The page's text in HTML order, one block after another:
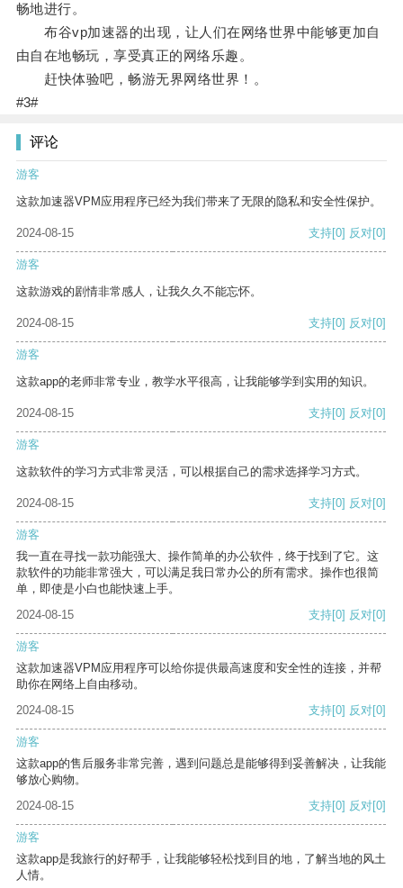
畅地进行。
布谷vp加速器的出现，让人们在网络世界中能够更加自
由自在地畅玩，享受真正的网络乐趣。
赶快体验吧，畅游无界网络世界！。
#3#
评论
游客
这款加速器VPM应用程序已经为我们带来了无限的隐私和安全性保护。
2024-08-15 支持[0] 反对[0]
游客
这款游戏的剧情非常感人，让我久久不能忘怀。
2024-08-15 支持[0] 反对[0]
游客
这款app的老师非常专业，教学水平很高，让我能够学到实用的知识。
2024-08-15 支持[0] 反对[0]
游客
这款软件的学习方式非常灵活，可以根据自己的需求选择学习方式。
2024-08-15 支持[0] 反对[0]
游客
我一直在寻找一款功能强大、操作简单的办公软件，终于找到了它。这
款软件的功能非常强大，可以满足我日常办公的所有需求。操作也很简
单，即使是小白也能快速上手。
2024-08-15
支持[0] 反对[0]
游客
这款加速器VPM应用程序可以给你提供最高速度和安全性的连接，并帮
助你在网络上自由移动。
2024-08-15
支持[0] 反对[0]
游客
这款app的售后服务非常完善，遇到问题总是能够得到妥善解决，让我能
够放心购物。
2024-08-15
支持[0] 反对[0]
游客
这款app是我旅行的好帮手，让我能够轻松找到目的地，了解当地的风土
人情。